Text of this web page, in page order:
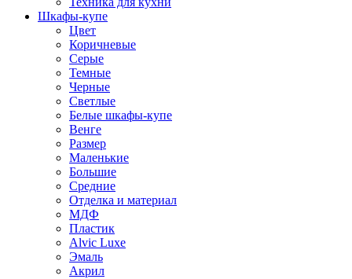
Шкафы-купе
Цвет
Коричневые
Серые
Темные
Черные
Светлые
Белые шкафы-купе
Венге
Размер
Маленькие
Большие
Средние
Отделка и материал
МДФ
Пластик
Alvic Luxe
Эмаль
Акрил